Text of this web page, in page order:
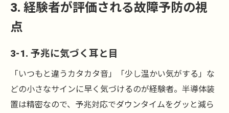
3. 経験者が評価される故障予防の視
点
3-1. 予兆に気づく耳と目
「いつもと違うカタカタ音」「少し温かい気がする」な
どの小さなサインに早く気づけるのが経験者。半導体装
置は精密なので、予兆対応でダウンタイムをグッと減ら